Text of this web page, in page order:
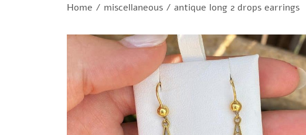
Home / miscellaneous / antique long 2 drops earrings